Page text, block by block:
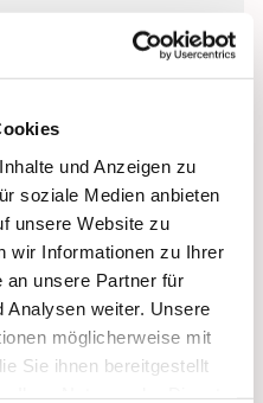
und Anzeigen zu
soziale Medien anbieten
unsere Website zu
wir Informationen zu Ihrer
an unsere Partner für
Analysen weiter. Unsere
möglicherweise mit
Sie ihnen bereitgestellt
09:00 Uhr
Clementstraße
Rügen